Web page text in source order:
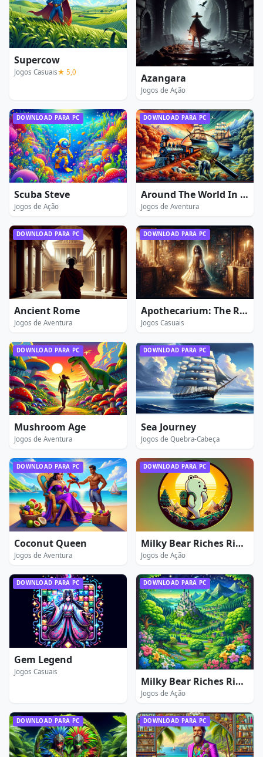
Supercow
Jogos Casuais★ 5,0 Azangara
Jogos de Ação
DOWNLOAD PARA PC
Scuba Steve
Jogos de Ação
DOWNLOAD PARA PC
Around The World In 80 Days Extended Edition
Jogos de Aventura
DOWNLOAD PARA PC
Ancient Rome
Jogos de Aventura
DOWNLOAD PARA PC
Apothecarium: The Renaissance of Evil
Jogos Casuais
DOWNLOAD PARA PC
Mushroom Age
Jogos de Aventura
DOWNLOAD PARA PC
Sea Journey
Jogos de Quebra-Cabeça
DOWNLOAD PARA PC
Coconut Queen
Jogos de Aventura
DOWNLOAD PARA PC
Milky Bear Riches Rider
Jogos de Ação
DOWNLOAD PARA PC
Gem Legend
Jogos Casuais
DOWNLOAD PARA PC
Milky Bear Riches Rider 3
Jogos de Ação
DOWNLOAD PARA PC DOWNLOAD PARA PC